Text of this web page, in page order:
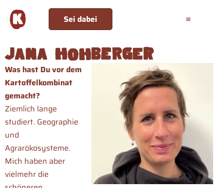
Sei dabei
Jana Hohberger
Was hast Du vor dem
Kartoffelkombinat
gemacht?
Ziemlich lange
studiert. Geographie
und
Agrarökosysteme.
Mich haben aber
vielmehr die